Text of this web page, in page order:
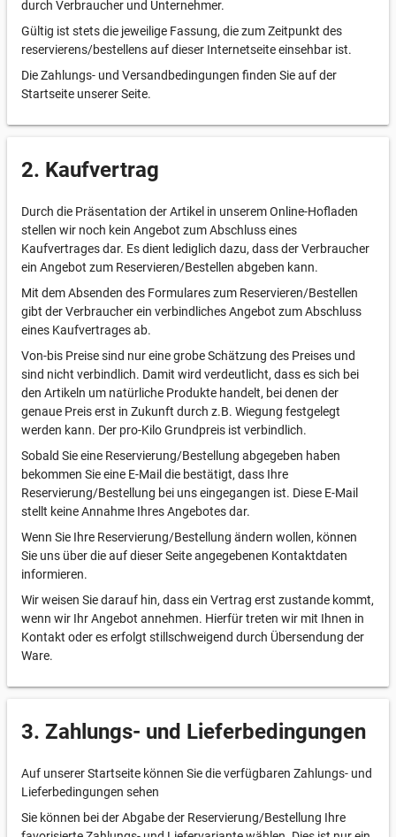
durch Verbraucher und Unternehmer.
Gültig ist stets die jeweilige Fassung, die zum Zeitpunkt des
reservierens/bestellens auf dieser Internetseite einsehbar ist.
Die Zahlungs- und Versandbedingungen finden Sie auf der
Startseite unserer Seite.
2. Kaufvertrag
Durch die Präsentation der Artikel in unserem Online-Hofladen
stellen wir noch kein Angebot zum Abschluss eines
Kaufvertrages dar. Es dient lediglich dazu, dass der Verbraucher
ein Angebot zum Reservieren/Bestellen abgeben kann.
Mit dem Absenden des Formulares zum Reservieren/Bestellen
gibt der Verbraucher ein verbindliches Angebot zum Abschluss
eines Kaufvertrages ab.
Von-bis Preise sind nur eine grobe Schätzung des Preises und
sind nicht verbindlich. Damit wird verdeutlicht, dass es sich bei
den Artikeln um natürliche Produkte handelt, bei denen der
genaue Preis erst in Zukunft durch z.B. Wiegung festgelegt
werden kann. Der pro-Kilo Grundpreis ist verbindlich.
Sobald Sie eine Reservierung/Bestellung abgegeben haben
bekommen Sie eine E-Mail die bestätigt, dass Ihre
Reservierung/Bestellung bei uns eingegangen ist. Diese E-Mail
stellt keine Annahme Ihres Angebotes dar.
Wenn Sie Ihre Reservierung/Bestellung ändern wollen, können
Sie uns über die auf dieser Seite angegebenen Kontaktdaten
informieren.
Wir weisen Sie darauf hin, dass ein Vertrag erst zustande kommt,
wenn wir Ihr Angebot annehmen. Hierfür treten wir mit Ihnen in
Kontakt oder es erfolgt stillschweigend durch Übersendung der
Ware.
3. Zahlungs- und Lieferbedingungen
Auf unserer Startseite können Sie die verfügbaren Zahlungs- und
Lieferbedingungen sehen
Sie können bei der Abgabe der Reservierung/Bestellung Ihre